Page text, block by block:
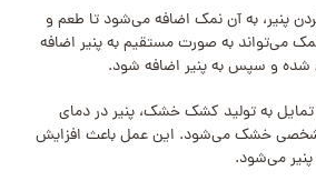
پنیر، به آن نمک اضافه می‌شود تا طعم و
نمک می‌تواند به صورت مستقیم به پنیر اضافه
شده و سپس به پنیر اضافه شود.
به تولید کشک خشک، پنیر در دمای
خشک می‌شود. این عمل باعث افزایش
می‌شود.